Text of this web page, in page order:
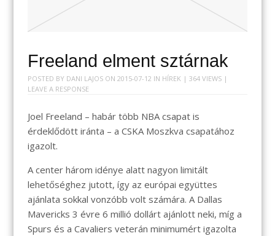
Freeland elment sztárnak
POSTED BY DANI LAJOSON 2015-07-12 IN HÍREK| 364 VIEWS |
LEAVE A RESPONSE
Joel Freeland – habár több NBA csapat is
érdeklődött iránta – a CSKA Moszkva csapatához
igazolt.
A center három idénye alatt nagyon limitált
lehetőséghez jutott, így az európai együttes
ajánlata sokkal vonzóbb volt számára. A Dallas
Mavericks 3 évre 6 millió dollárt ajánlott neki, míg a
Spurs és a Cavaliers veterán minimumért igazolta